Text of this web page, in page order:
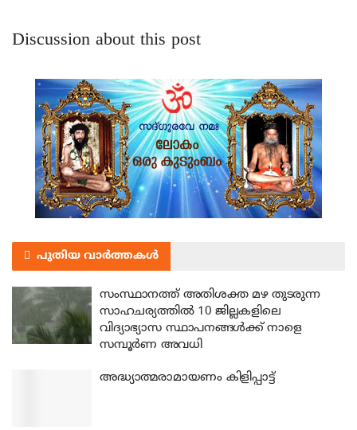
Discussion about this post
പുതിയ വാർത്തകൾ
സംസ്ഥാനത്ത് അതിശക്ത മഴ തുടരുന്ന
സാഹചര്യത്തിൽ 10 ജില്ലകളിലെ
വിദ്യാഭ്യാസ സ്ഥാപനങ്ങൾക്ക് നാളെ
സമ്പൂർണ അവധി
അദ്ധ്യാത്മരാമായണം കിളിപ്പാട്ട്